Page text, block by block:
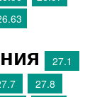
27.1
27.8